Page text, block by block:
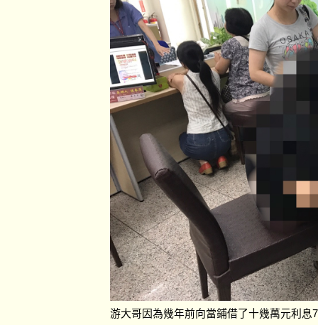
游大哥因為幾年前向當鋪借了十幾萬元利